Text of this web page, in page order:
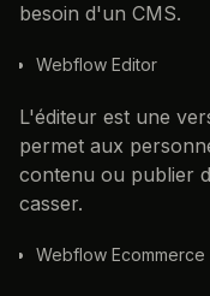
besoin d'un CMS.
Webflow Editor
L'éditeur est une
permet aux
contenu ou publier
casser.
Webflow Ecommerce